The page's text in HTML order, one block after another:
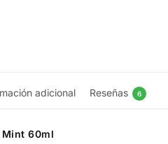
adicional Reseñas 6
Mint 60ml